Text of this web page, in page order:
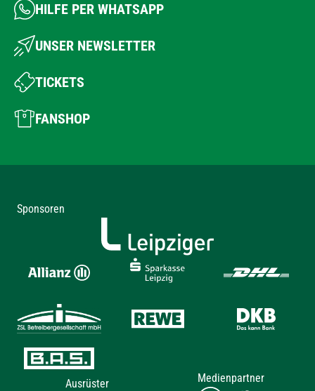
HILFE PER WHATSAPP
UNSER NEWSLETTER
TICKETS
FANSHOP
Sponsoren
Ausrüster Medienpartner